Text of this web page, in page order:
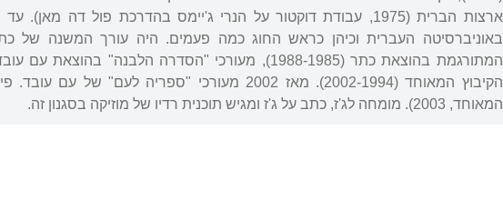
הקיבוץ המאוחד (2002-1994). מאז 2002 מעורכי
המאוחד, 2003). מומחה לג'ז, כתב על ג'ז ומגיש תוכנית רדיו של מוזיקה בסגנון זה.